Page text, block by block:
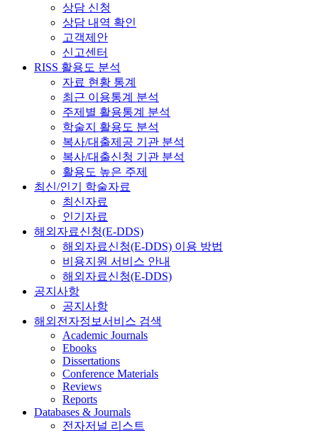
상담 신청
상담 내역 확인
고객제안
신고센터
RISS 활용도 분석
자료 현황 통계
최근 이용통계 분석
주제별 활용통계 분석
학술지 활용도 분석
복사/대출제공 기관 분석
복사/대출신청 기관 분석
활용도 높은 주제
최신/인기 학술자료
최신자료
인기자료
해외자료신청(E-DDS)
해외자료신청(E-DDS) 이용 방법
비용지원 서비스 안내
해외자료신청(E-DDS)
공지사항
공지사항
해외전자정보서비스 검색
Academic Journals
Ebooks
Dissertations
Conference Materials
Reviews
Reports
Databases & Journals
전자저널 리스트